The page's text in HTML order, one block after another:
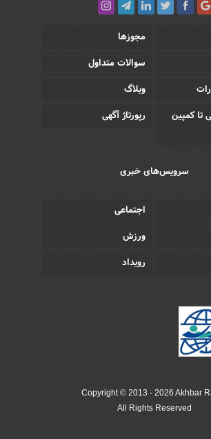
مجوزها
سوالات متداول
وبلاگ
تا کمپین
رپورتاژ آگهی
سرویس‌های خبری
اجتماعی
ورزش
رویداد
Copyright © 2013 - 2026 Akhbar
All Rights Reserved